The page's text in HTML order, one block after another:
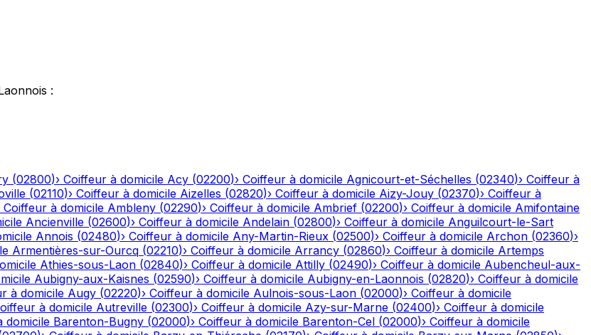
:
(02800)› Coiffeur à domicile Acy (02200)› Coiffeur à domicile Agnicourt-et-Séchelles (02340)› Coiffeur à
(02110)› Coiffeur à domicile Aizelles (02820)› Coiffeur à domicile Aizy-Jouy (02370)› Coiffeur à
Coiffeur à domicile Ambleny (02290)› Coiffeur à domicile Ambrief (02200)› Coiffeur à domicile Amifontaine
Ancienville (02600)› Coiffeur à domicile Andelain (02800)› Coiffeur à domicile Anguilcourt-le-Sart
Annois (02480)› Coiffeur à domicile Any-Martin-Rieux (02500)› Coiffeur à domicile Archon (02360)›
Armentières-sur-Ourcq (02210)› Coiffeur à domicile Arrancy (02860)› Coiffeur à domicile Artemps
Athies-sous-Laon (02840)› Coiffeur à domicile Attilly (02490)› Coiffeur à domicile Aubencheul-aux-
Aubigny-aux-Kaisnes (02590)› Coiffeur à domicile Aubigny-en-Laonnois (02820)› Coiffeur à domicile
à domicile Augy (02220)› Coiffeur à domicile Aulnois-sous-Laon (02000)› Coiffeur à domicile
à domicile Autreville (02300)› Coiffeur à domicile Azy-sur-Marne (02400)› Coiffeur à domicile
domicile Barenton-Bugny (02000)› Coiffeur à domicile Barenton-Cel (02000)› Coiffeur à domicile